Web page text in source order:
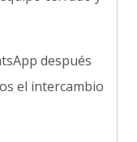
después
el intercambio